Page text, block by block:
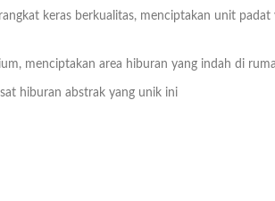
keras berkualitas, menciptakan unit padat
menciptakan area hiburan yang indah di
hiburan abstrak yang unik ini